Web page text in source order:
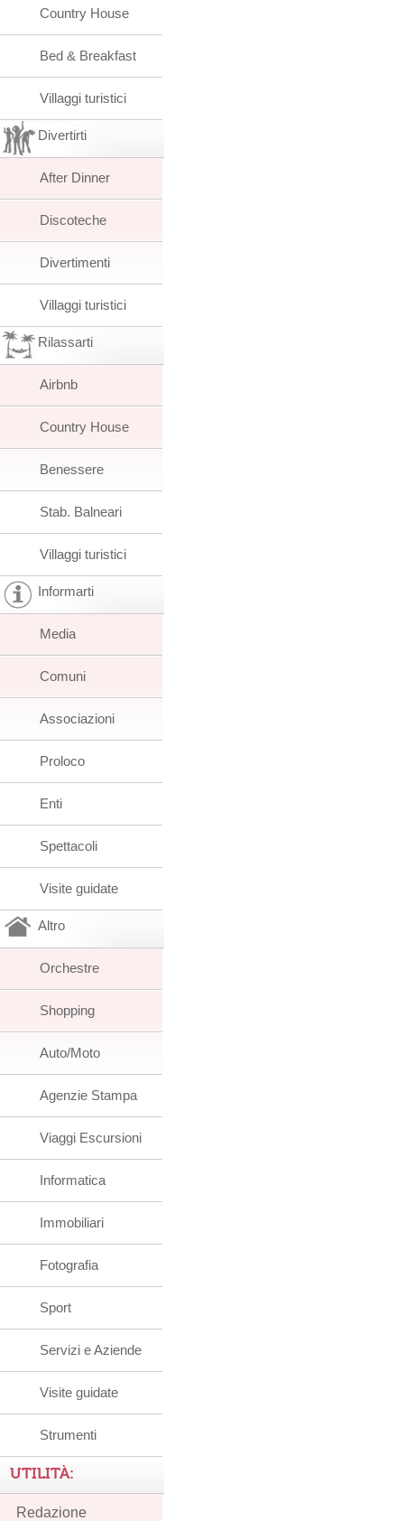
Country House
Bed & Breakfast
Villaggi turistici
Divertirti
After Dinner
Discoteche
Divertimenti
Villaggi turistici
Rilassarti
Airbnb
Country House
Benessere
Stab. Balneari
Villaggi turistici
Informarti
Media
Comuni
Associazioni
Proloco
Enti
Spettacoli
Visite guidate
Altro
Orchestre
Shopping
Auto/Moto
Agenzie Stampa
Viaggi Escursioni
Informatica
Immobiliari
Fotografia
Sport
Servizi e Aziende
Visite guidate
Strumenti
UTILITÀ:
Redazione